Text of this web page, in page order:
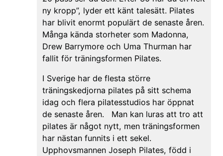
ny kropp”, lyder ett känt talesätt. Pilates
har blivit enormt populärt de senaste åren.
Många kända storheter som Madonna,
Drew Barrymore och Uma Thurman har
fallit för träningsformen Pilates.
I Sverige har de flesta större
träningskedjorna pilates på sitt schema
idag och flera pilatesstudios har öppnat
de senaste åren. Man kan luras att tro att
pilates är något nytt, men träningsformen
har nästan funnits i ett sekel.
Upphovsmannen Joseph Pilates, född i